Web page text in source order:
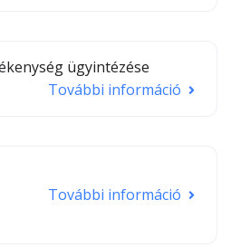
ügyintézése
További információ
További információ